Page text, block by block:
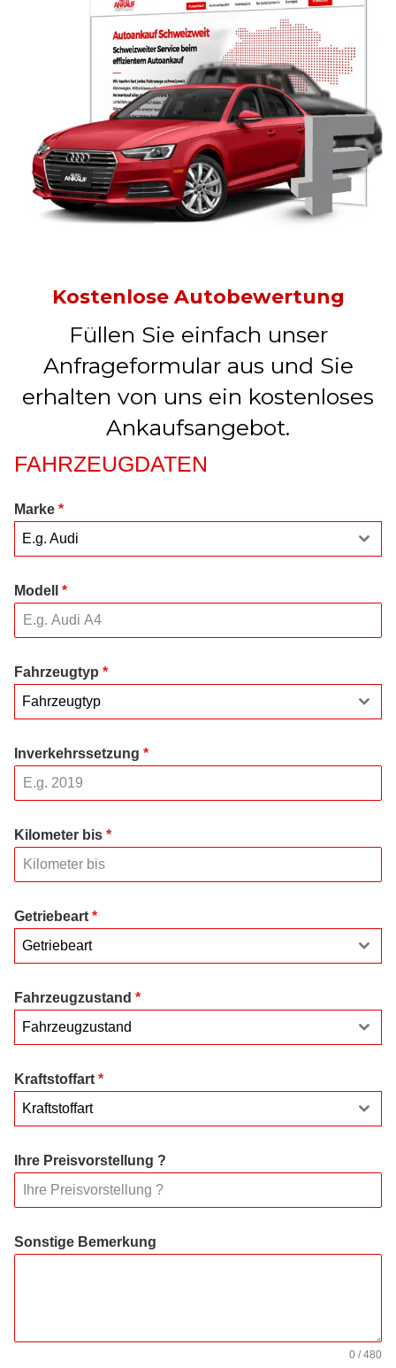
Kostenlose Autobewertung
Füllen Sie einfach unser
Anfrageformular aus und Sie
erhalten von uns ein kostenloses
Ankaufsangebot.
FAHRZEUGDATEN
Marke *
E.g. Audi
Modell *
Fahrzeugtyp *
Fahrzeugtyp
Inverkehrssetzung *
Kilometer bis *
Getriebeart *
Getriebeart
Fahrzeugzustand *
Fahrzeugzustand
Kraftstoffart *
Kraftstoffart
Ihre Preisvorstellung ?
Sonstige Bemerkung
0 / 480